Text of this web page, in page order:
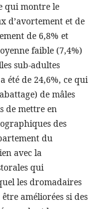
qui montre le
d’avortement et de
de 6,8% et
faible (7,4%)
sub-adultes
été de 24,6%, ce qui
de mâles
de mettre en
des
du
avec la
qui
les dromadaires
améliorées si des